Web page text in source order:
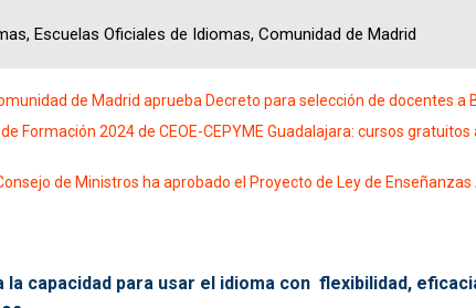
Escuelas Oficiales de Idiomas, Comunidad de Madrid
de Madrid aprueba Decreto para selección de docentes a
de Formación 2024 de CEOE-CEPYME Guadalajara: cursos
de Ministros ha aprobado el Proyecto de Ley de
la capacidad para usar el idioma con flexibilidad,